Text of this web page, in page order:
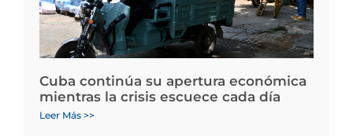
Cuba continúa su apertura económica
mientras la crisis escuece cada día
Leer Más >>